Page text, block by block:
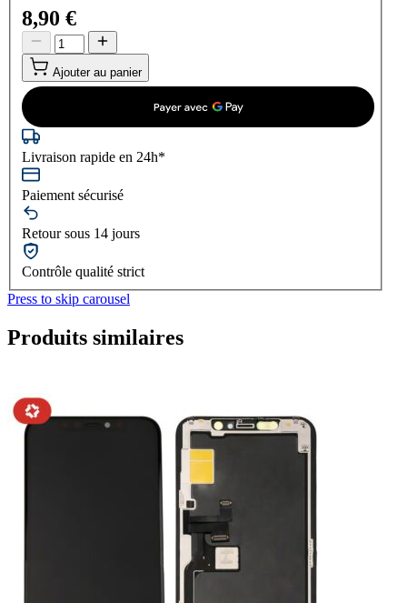
8,90 €
Ajouter au panier
Livraison rapide en 24h*
Paiement sécurisé
Retour sous 14 jours
Contrôle qualité strict
Press to skip carousel
Produits similaires